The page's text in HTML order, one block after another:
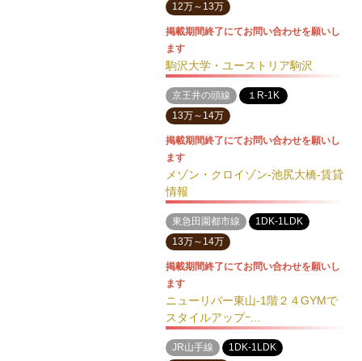
12万～13万
掲載期間終了にてお問い合わせを願いし
ます
駒沢大学・ユーストリア駒沢
京王井の頭線
１R-1K
13万～14万
掲載期間終了にてお問い合わせを願いし
ます
メゾン・クロイゾン-池尻大橋-賃貸
情報
東急田園都市線
1DK-1LDK
13万～14万
掲載期間終了にてお問い合わせを願いし
ます
ニューリバー東山-1階２４GYMで
スタイルアップｰ...
JR山手線
1DK-1LDK